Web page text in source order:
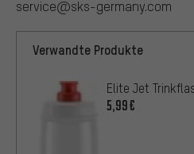
service@sks-germany.com
Verwandte Produkte
Elite Jet
5,99€